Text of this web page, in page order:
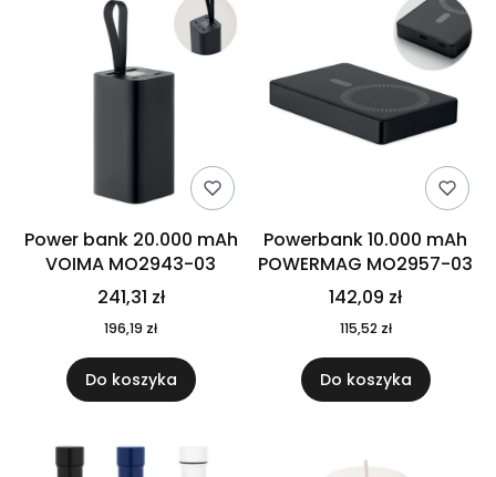
Power bank 20.000 mAh
VOIMA MO2943-03
241,31 zł
196,19 zł
Do koszyka
Powerbank 10.000 mAh
POWERMAG MO2957-03
142,09 zł
115,52 zł
Do koszyka